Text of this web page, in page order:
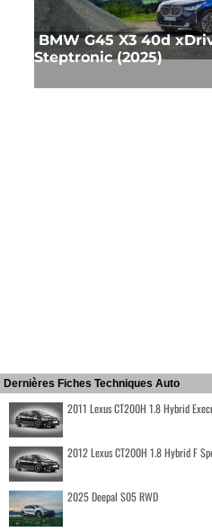
BMW G45 X3 40d
Steptronic (2025)
Dernières Fiches Techniques Auto
2011 Lexus CT200H 1.8 Hybrid
2012 Lexus CT200H 1.8 Hybrid F
2025 Deepal S05 RWD